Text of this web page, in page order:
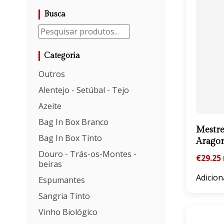
Busca
Categoria
Outros
Alentejo - Setúbal - Tejo
Azeite
Bag In Box Branco
Bag In Box Tinto
Douro - Trás-os-Montes -
beiras
Espumantes
Sangria Tinto
Vinho Biológico
€29.25